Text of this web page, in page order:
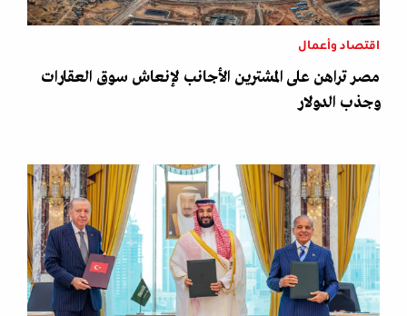
اقتصاد وأعمال
مصر تراهن على المشترين الأجانب لإنعاش سوق العقارات
وجذب الدولار